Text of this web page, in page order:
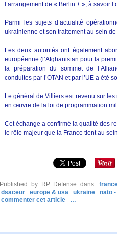
l’arrangement de « Berlin + », à savoir
Parmi les sujets d’actualité
ukrainienne et son traitement au sein de
Les deux autorités ont également
européenne (l’Afghanistan pour la
la préparation du sommet de
conduites par l’OTAN et par l’UE a été
Le général de Villiers est revenu sur
en œuvre de la loi de programmation
Cet échange a confirmé la qualité des
le rôle majeur que la France tient au
Published by RP Defense dans
dsaceur
europe & usa ukraine
nato
commenter cet article
…